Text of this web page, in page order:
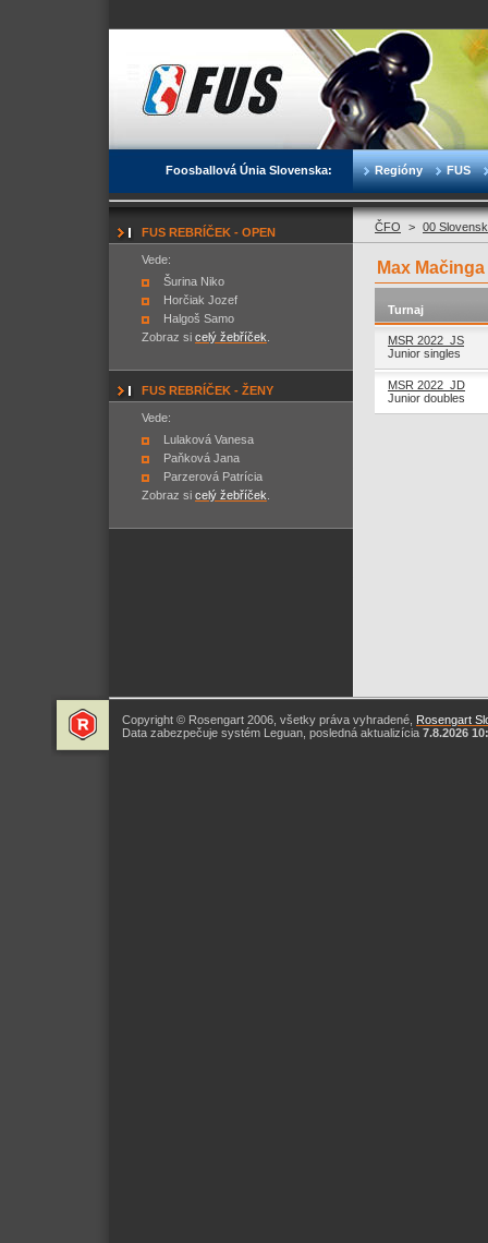
Foosballová Únia Slovenska: Regióny FUS
FUS REBRÍČEK - OPEN
Vede:
Šurina Niko
Horčiak Jozef
Halgoš Samo
Zobraz si celý žebříček
FUS REBRÍČEK - ŽENY
Vede:
Lulaková Vanesa
Paňková Jana
Parzerová Patrícia
Zobraz si celý žebříček
ČFO > 00
Max
Turnaj
MSR 2022_JS
Junior singles
MSR 2022_JD
Junior doubles
Copyright © Rosengart 2006, všetky práva vyhradené, Rosengart
Data zabezpečuje systém Leguan, posledná aktualizícia 7.8.2026